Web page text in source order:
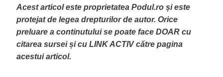
Acest articol este proprietatea Podul.ro și este
protejat de legea drepturilor de autor. Orice
preluare a continutului se poate face DOAR cu
citarea sursei și cu LINK ACTIV către pagina
acestui articol.